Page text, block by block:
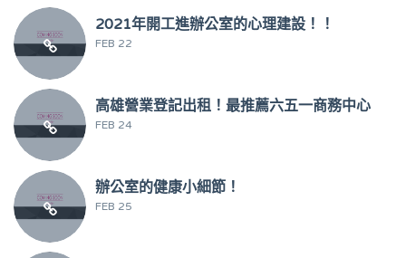
2021年開工進辦公室的心理建設！！
FEB 22
高雄營業登記出租！最推薦六五一商務中心
FEB 24
辦公室的健康小細節！
FEB 25